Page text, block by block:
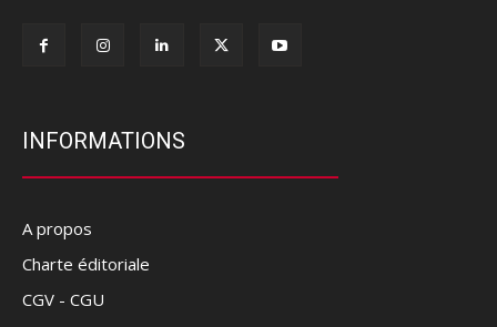
INFORMATIONS
A propos
Charte éditoriale
CGV - CGU